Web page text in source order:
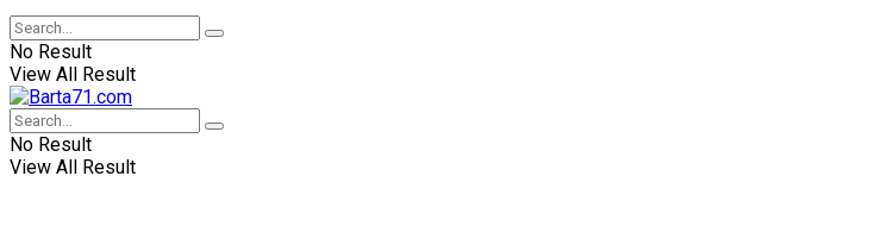
No Result
View All Result
No Result
View All Result